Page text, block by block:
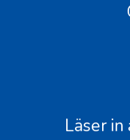
Läser